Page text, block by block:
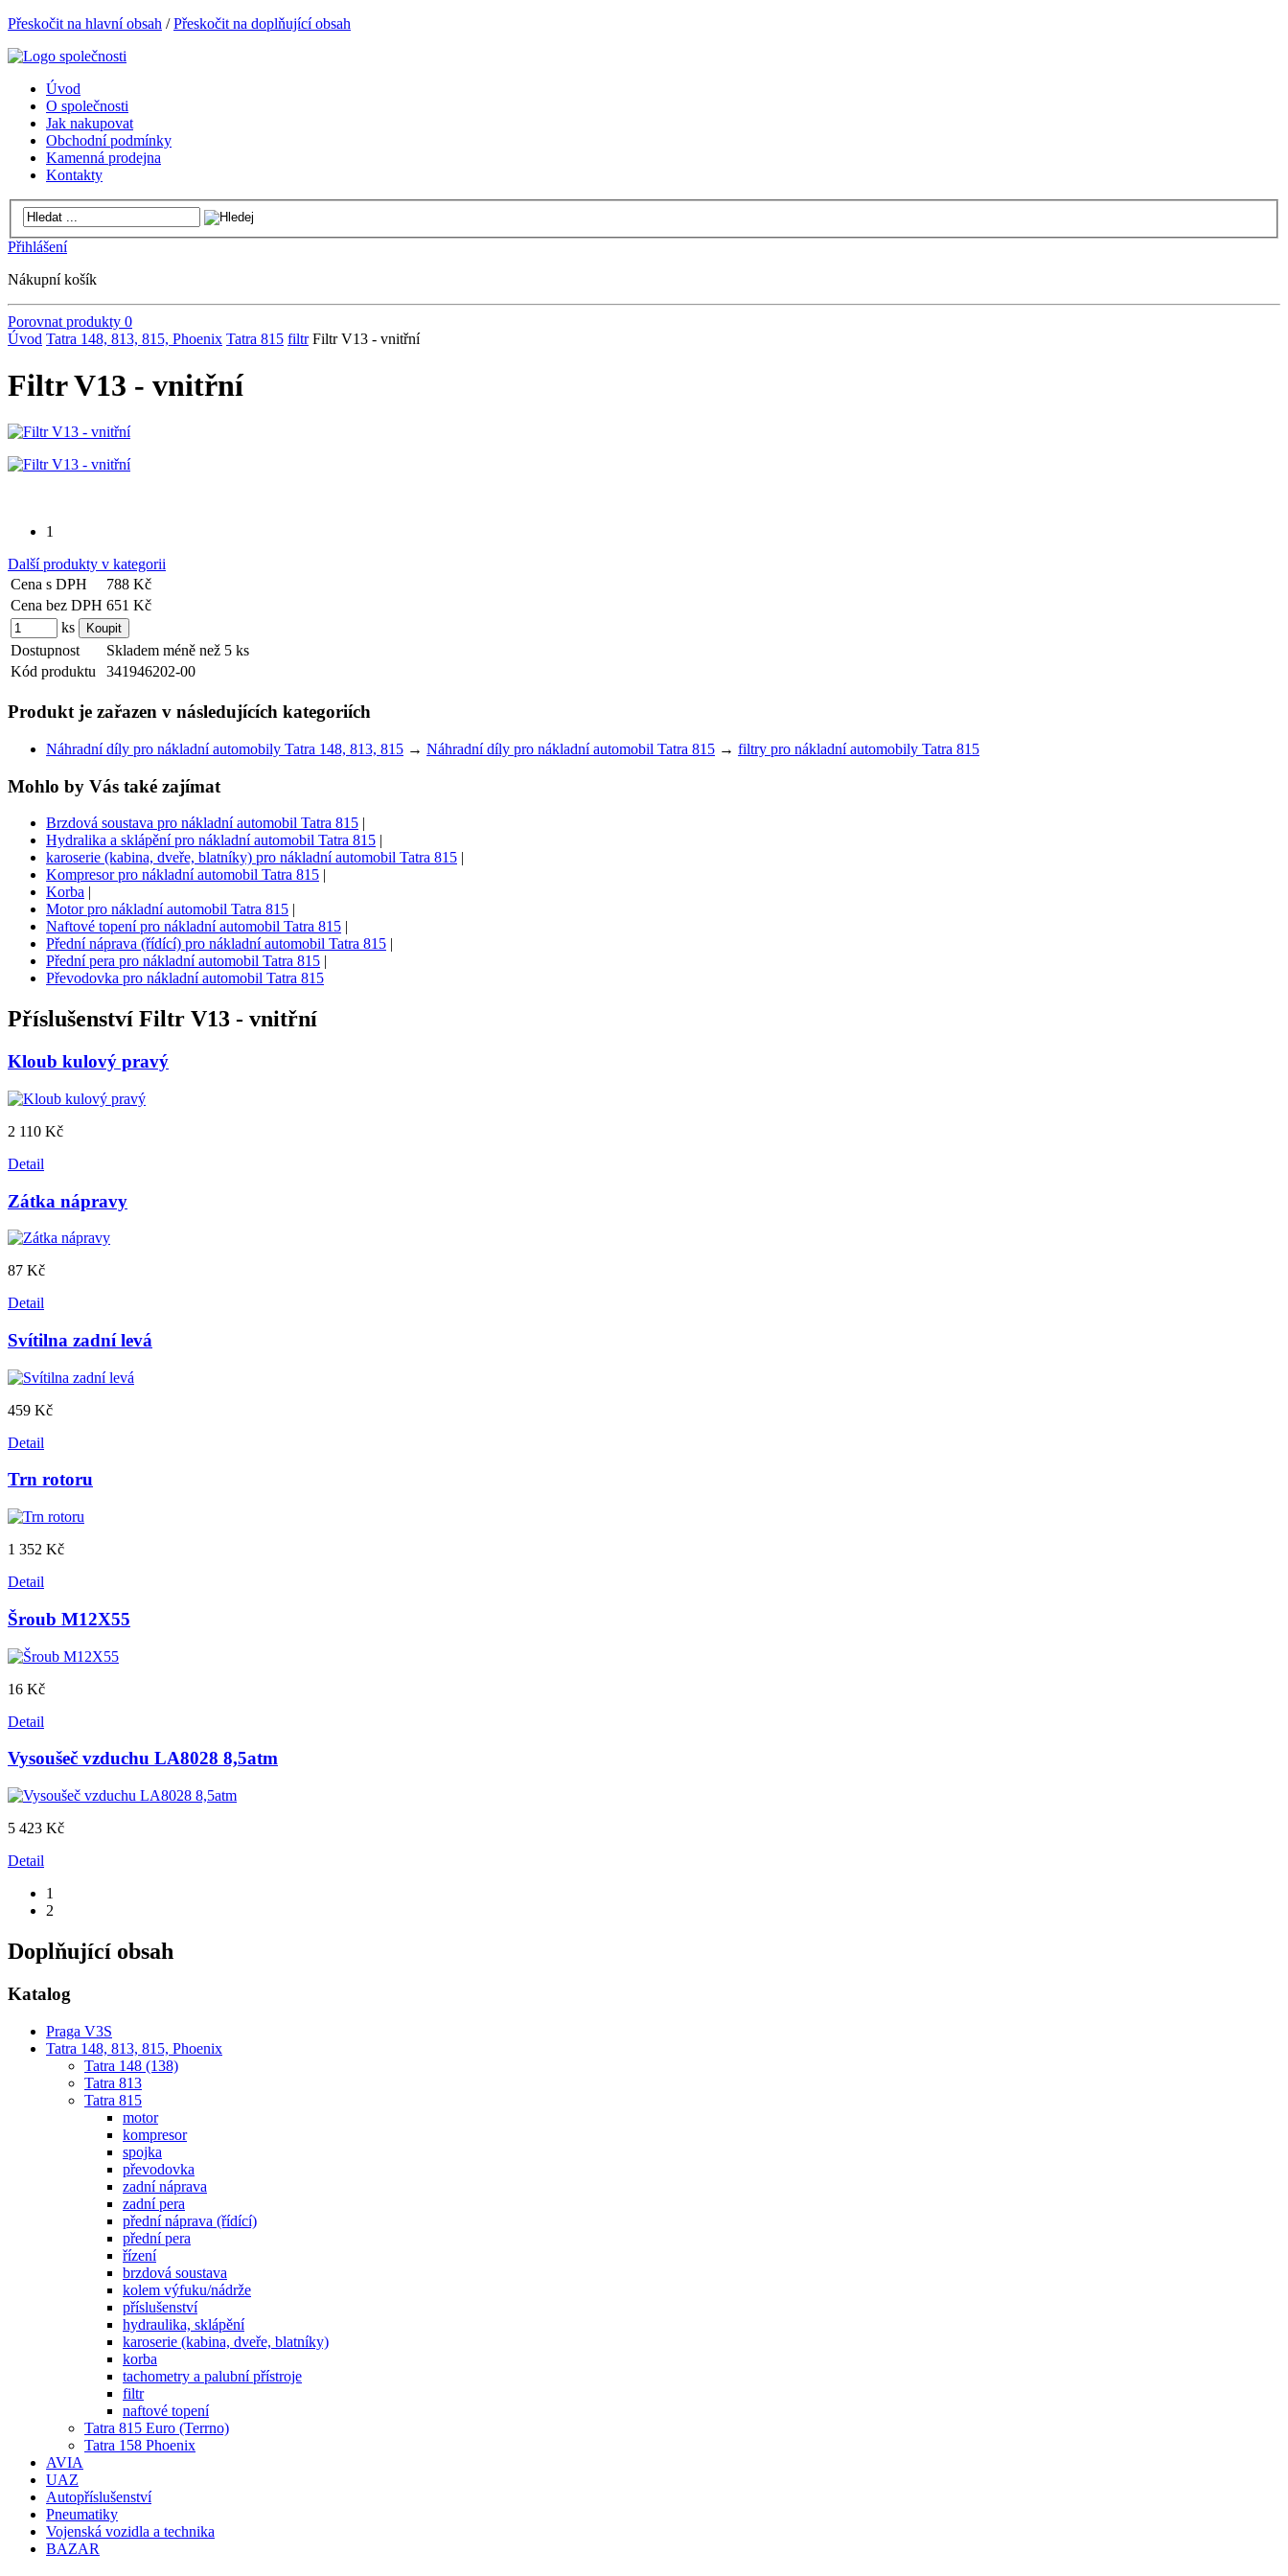
Přeskočit na hlavní obsah /Přeskočit na doplňující obsah
Úvod
O společnosti
Jak nakupovat
Obchodní podmínky
Kamenná prodejna
Kontakty
Přihlášení
Nákupní košík
Porovnat produkty 0
Úvod Tatra 148, 813, 815, Phoenix Tatra 815 filtr Filtr V13 - vnitřní
Filtr V13 - vnitřní
1
Další produkty v kategorii
Cena s DPH
788 Kč
Cena bez DPH 651 Kč
ks
Dostupnost
Skladem méně než 5 ks
Kód produktu
341946202-00
Produkt je zařazen v následujících kategoriích
Náhradní díly pro nákladní automobily Tatra 148, 813, 815 → Náhradní díly pro nákladní automobil Tatra 815 → filtry pro nákladní automobily Tatra 815
Mohlo by Vás také zajímat
Brzdová soustava pro nákladní automobil Tatra 815 |
Hydralika a sklápění pro nákladní automobil Tatra 815 |
karoserie (kabina, dveře, blatníky) pro nákladní automobil Tatra 815 |
Kompresor pro nákladní automobil Tatra 815 |
Korba |
Motor pro nákladní automobil Tatra 815 |
Naftové topení pro nákladní automobil Tatra 815 |
Přední náprava (řídící) pro nákladní automobil Tatra 815 |
Přední pera pro nákladní automobil Tatra 815 |
Převodovka pro nákladní automobil Tatra 815
Příslušenství Filtr V13 - vnitřní
Kloub kulový pravý
2 110 Kč
Detail
Zátka nápravy
87 Kč
Detail
Svítilna zadní levá
459 Kč
Detail
Trn rotoru
1 352 Kč
Detail
Šroub M12X55
16 Kč
Detail
Vysoušeč vzduchu LA8028 8,5atm
5 423 Kč
Detail
1
2
Doplňující obsah
Katalog
Praga V3S
Tatra 148, 813, 815, Phoenix
Tatra 148 (138)
Tatra 813
Tatra 815
motor
kompresor
spojka
převodovka
zadní náprava
zadní pera
přední náprava (řídící)
přední pera
řízení
brzdová soustava
kolem výfuku/nádrže
příslušenství
hydraulika, sklápění
karoserie (kabina, dveře, blatníky)
korba
tachometry a palubní přístroje
filtr
naftové topení
Tatra 815 Euro (Terrno)
Tatra 158 Phoenix
AVIA
UAZ
Autopříslušenství
Pneumatiky
Vojenská vozidla a technika
BAZAR